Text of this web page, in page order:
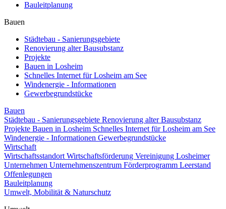
Bauleitplanung
Bauen
Städtebau - Sanierungsgebiete
Renovierung alter Bausubstanz
Projekte
Bauen in Losheim
Schnelles Internet für Losheim am See
Windenergie - Informationen
Gewerbegrundstücke
Bauen
Städtebau - Sanierungsgebiete Renovierung alter Bausubstanz
Projekte Bauen in Losheim Schnelles Internet für Losheim am See
Windenergie - Informationen Gewerbegrundstücke
Wirtschaft
Wirtschaftsstandort Wirtschaftsförderung Vereinigung Losheimer
Unternehmen Unternehmenszentrum Förderprogramm Leerstand
Offenlegungen
Bauleitplanung
Umwelt, Mobilität & Naturschutz